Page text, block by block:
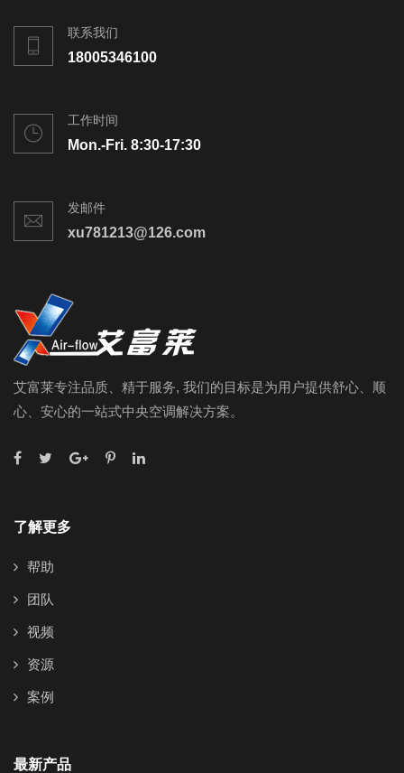
联系我们
18005346100
工作时间
Mon.-Fri. 8:30-17:30
发邮件
xu781213@126.com
艾富莱专注品质、精于服务, 我们的目标是为用户提供舒心、顺
心、安心的一站式中央空调解决方案。
了解更多
帮助
团队
视频
资源
案例
最新产品